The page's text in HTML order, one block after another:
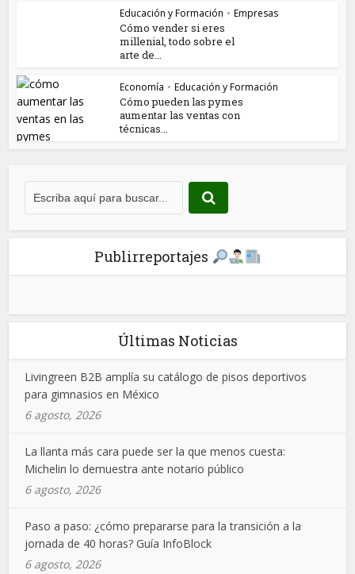
Educación y Formación • Empresas
Cómo vender si eres
millenial, todo sobre el
arte de...
Economía • Educación y Formación
Cómo pueden las pymes
aumentar las ventas con
técnicas...
Publirreportajes
Últimas Noticias
Livingreen B2B amplía su catálogo de pisos deportivos
para gimnasios en México
6 agosto, 2026
La llanta más cara puede ser la que menos cuesta:
Michelin lo demuestra ante notario público
6 agosto, 2026
Paso a paso: ¿cómo prepararse para la transición a la
jornada de 40 horas? Guía InfoBlock
6 agosto, 2026